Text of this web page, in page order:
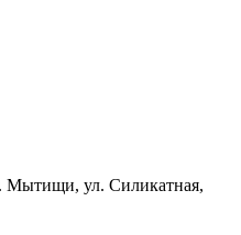
Мытищи, ул. Силикатная,